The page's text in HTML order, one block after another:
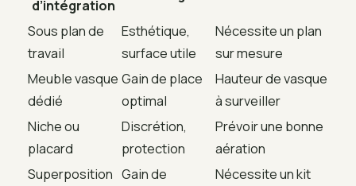
d’intégration
Sous plan de
travail
Esthétique,
surface utile
Nécessite un plan
sur mesure
Meuble vasque
dédié
Gain de place
optimal
Hauteur de vasque
à surveiller
Niche ou
placard
Discrétion,
protection
Prévoir une bonne
aération
Superposition Gain de
Nécessite un kit